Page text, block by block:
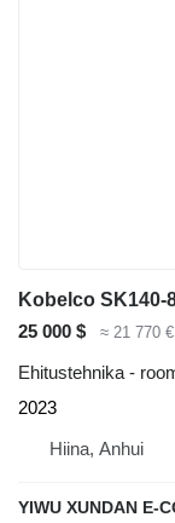
Kobelco SK140-
25 000 $
≈ 21 770 €
Ehitustehnika -
2023
Hiina, Anhui
YIWU XUNDAN E-